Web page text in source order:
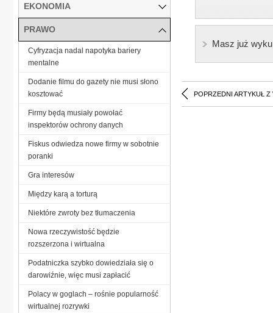
Masz już
POPRZEDNI ARTYKUŁ Z
EKONOMIA
PRAWO
Cyfryzacja nadal napotyka bariery
mentalne
Dodanie filmu do gazety nie musi słono
kosztować
Firmy będą musiały powołać
inspektorów ochrony danych
Fiskus odwiedza nowe firmy w sobotnie
poranki
Gra interesów
Między karą a torturą
Niektóre zwroty bez tłumaczenia
Nowa rzeczywistość będzie
rozszerzona i wirtualna
Podatniczka szybko dowiedziała się o
darowiźnie, więc musi zapłacić
Polacy w goglach – rośnie popularność
wirtualnej rozrywki